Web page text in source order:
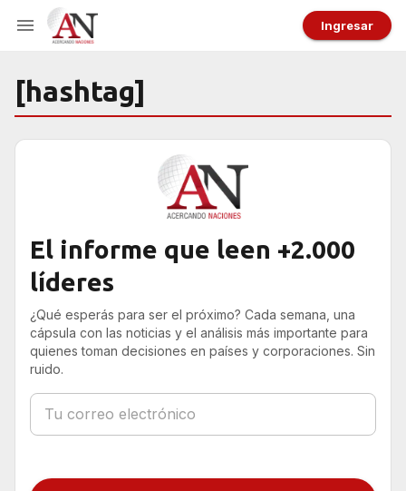
Ingresar
[hashtag]
El informe que leen +2.000
líderes
¿Qué esperás para ser el próximo? Cada semana, una
cápsula con las noticias y el análisis más importante para
quienes toman decisiones en países y corporaciones. Sin
ruido.